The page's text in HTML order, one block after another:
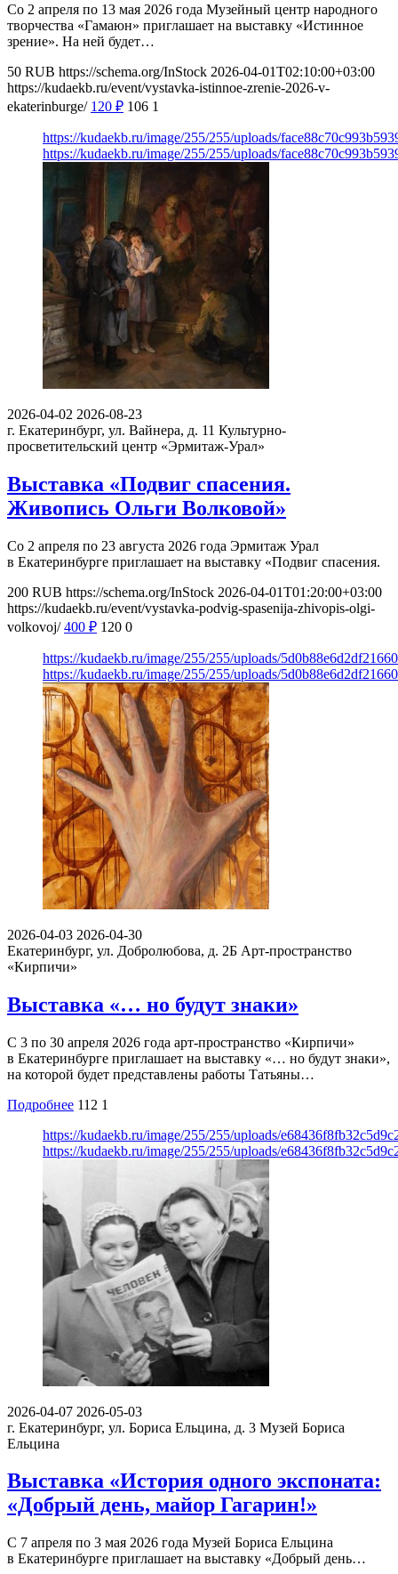
Со 2 апреля по 13 мая 2026 года Музейный центр народного
творчества «Гамаюн» приглашает на выставку «Истинное
зрение». На ней будет…
50 RUB https://schema.org/InStock 2026-04-01T02:10:00+03:00
https://kudaekb.ru/event/vystavka-istinnoe-zrenie-2026-v-
ekaterinburge/ 120 ₽ 106 1
https://kudaekb.ru/image/255/255/uploads/
https://kudaekb.ru/image/255/255/uploads/
2026-04-02 2026-08-23
г. Екатеринбург, ул. Вайнера, д. 11 Культурно-
просветительский центр «Эрмитаж-Урал»
Выставка «Подвиг спасения.
Живопись Ольги Волковой»
Со 2 апреля по 23 августа 2026 года Эрмитаж Урал
в Екатеринбурге приглашает на выставку «Подвиг спасения.
200 RUB https://schema.org/InStock 2026-04-01T01:20:00+03:00
https://kudaekb.ru/event/vystavka-podvig-spasenija-zhivopis-olgi-
volkovoj/ 400 ₽ 120 0
https://kudaekb.ru/image/255/255/uploads/
https://kudaekb.ru/image/255/255/uploads/
2026-04-03 2026-04-30
Екатеринбург, ул. Добролюбова, д. 2Б Арт-пространство
«Кирпичи»
Выставка «… но будут знаки»
С 3 по 30 апреля 2026 года арт-пространство «Кирпичи»
в Екатеринбурге приглашает на выставку «… но будут знаки»,
на которой будет представлены работы Татьяны…
Подробнее 112 1
https://kudaekb.ru/image/255/255/uploads/
https://kudaekb.ru/image/255/255/uploads/
2026-04-07 2026-05-03
г. Екатеринбург, ул. Бориса Ельцина, д. 3 Музей Бориса
Ельцина
Выставка «История одного экспоната:
«Добрый день, майор Гагарин!»
С 7 апреля по 3 мая 2026 года Музей Бориса Ельцина
в Екатеринбурге приглашает на выставку «Добрый день…